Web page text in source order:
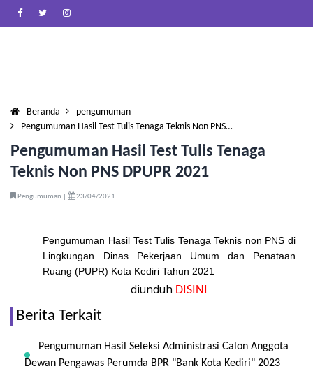
Beranda
pengumuman
Pengumuman Hasil Test Tulis Tenaga Teknis Non PNS…
Pengumuman Hasil Test Tulis Tenaga
Teknis Non PNS DPUPR 2021
Pengumuman | 23/04/2021
Pengumuman Hasil Test Tulis Tenaga Teknis non PNS di
Lingkungan Dinas Pekerjaan Umum dan Penataan
Ruang (PUPR) Kota Kediri Tahun 2021
diunduh DISINI
Berita Terkait
Pengumuman Hasil Seleksi Administrasi Calon Anggota
Dewan Pengawas Perumda BPR "Bank Kota Kediri" 2023